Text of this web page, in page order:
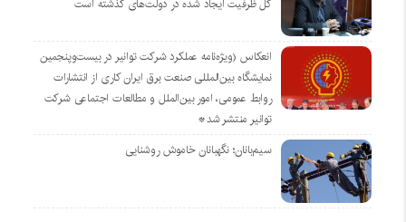
کل ظرفیت ایجاد شده در دولت‌های گذشته است
انعکاس (ویژه‌نامه عملکرد شرکت توانیر در بیست‌وپنجمین
نمایشگاه بین‌المللی صنعت برق ایران کاری از انتشارات
روابط عمومی، امور بین‌الملل و مطالعات اجتماعی شرکت
توانیر منتشر شد*
سیم‌بانان؛ نگهبانان خاموش روشنایی